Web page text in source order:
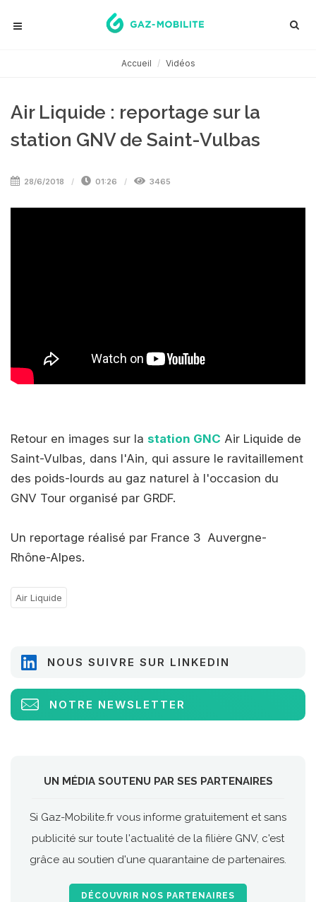
Accueil Vidéos
Air Liquide : reportage sur la
station GNV de Saint-Vulbas
28/6/2018 01:26 3465
Retour en images sur la station GNC Air Liquide de
Saint-Vulbas, dans l'Ain, qui assure le ravitaillement
des poids-lourds au gaz naturel à l'occasion du
GNV Tour organisé par GRDF.
Un reportage réalisé par France 3 Auvergne-
Rhône-Alpes.
Air Liquide
NOUS SUIVRE SUR LINKEDIN
NOTRE NEWSLETTER
UN MÉDIA SOUTENU PAR SES PARTENAIRES
Si Gaz-Mobilite.fr vous informe gratuitement et sans
publicité sur toute l'actualité de la filière GNV, c'est
grâce au soutien d'une quarantaine de partenaires.
DÉCOUVRIR NOS PARTENAIRES